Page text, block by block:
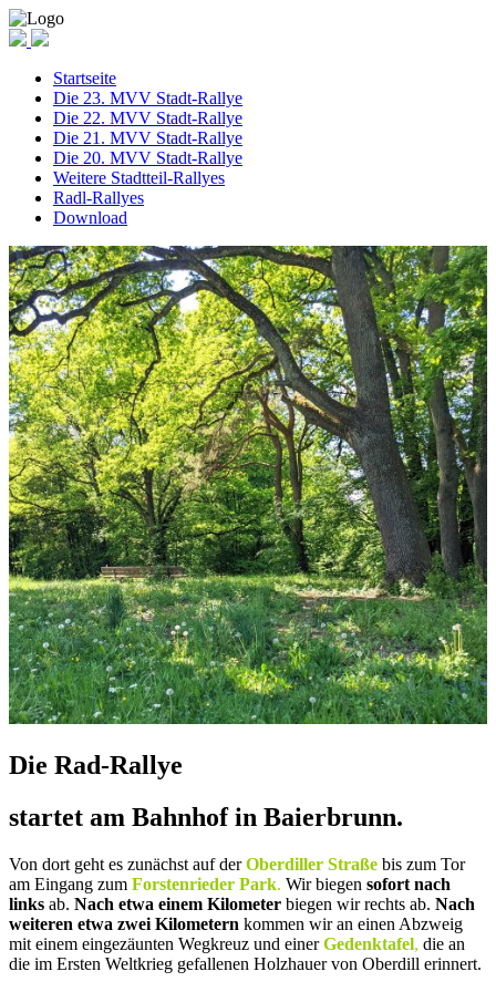
Startseite
Die 23. MVV Stadt-Rallye
Die 22. MVV Stadt-Rallye
Die 21. MVV Stadt-Rallye
Die 20. MVV Stadt-Rallye
Weitere Stadtteil-Rallyes
Radl-Rallyes
Download
Die Rad-Rallye
startet am Bahnhof in Baierbrunn.
Von dort geht es zunächst auf derOberdiller Straße bis zum Tor
am Eingang zum Forstenrieder Park. Wir biegen sofort nach
links ab. Nach etwa einem Kilometer biegen wir rechts ab. Nach
weiteren etwa zwei Kilometern kommen wir an einen Abzweig
mit einem eingezäunten Wegkreuz und einerGedenktafel, die an
die im Ersten Weltkrieg gefallenen Holzhauer von Oberdill erinnert.